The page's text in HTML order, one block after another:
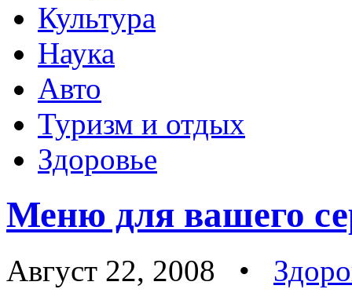
Культура
Наука
Авто
Туризм и отдых
Здоровье
Меню для вашего
Август 22, 2008 •